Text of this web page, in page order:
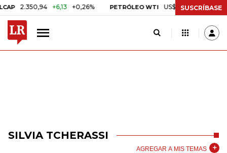
2.350,94 +6,13 +0,26% PETRÓLEO WTI US$ 78,01 US$ 2,92
SUSCRÍBASE
SILVIA TCHERASSI
AGREGAR A MIS TEMAS